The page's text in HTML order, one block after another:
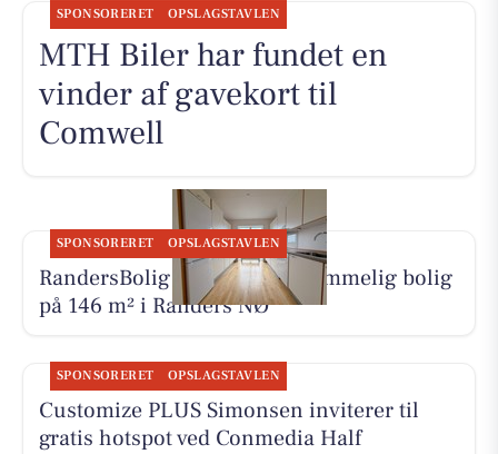
SPONSORERET OPSLAGSTAVLEN
MTH Biler har fundet en
vinder af gavekort til
Comwell
SPONSORERET OPSLAGSTAVLEN
RandersBolig præsenterer rummelig bolig
på 146 m² i Randers NØ
SPONSORERET OPSLAGSTAVLEN
Customize PLUS Simonsen inviterer til
gratis hotspot ved Conmedia Half